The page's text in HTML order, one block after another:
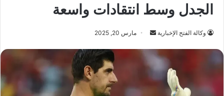
الجدل وسط انتقادات واسعة
وكالة الفتح الإخبارية
أرسل مارس 20, 2025